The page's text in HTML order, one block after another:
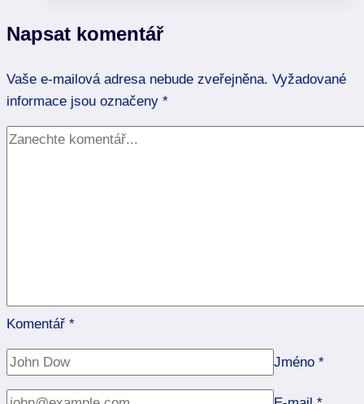
pravda?
Napsat komentář
Vaše e-mailová adresa nebude zveřejněna. Vyžadované
informace jsou označeny *
Komentář *
Jméno *